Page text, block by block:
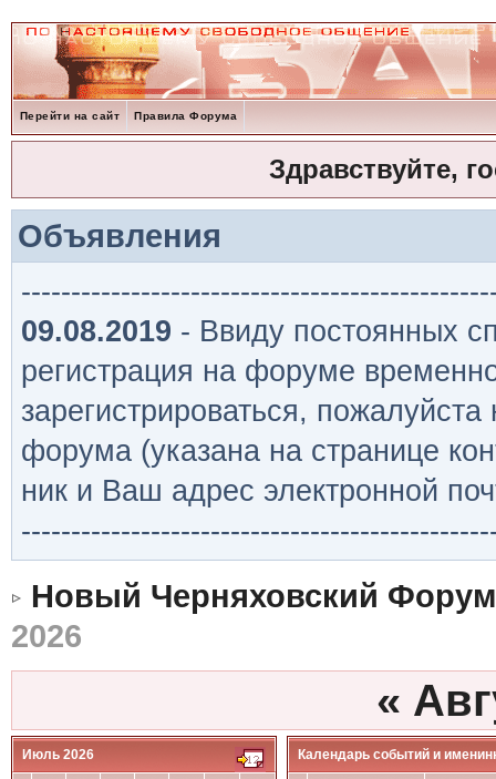
Перейти на сайт Правила Форума
Здравствуйте,
Объявления
09.08.2019 - Ввиду постоянных
регистрация на форуме
зарегистрироваться,
форума (указана на странице
ник и Ваш адрес электронной
Новый Черняховский Форум
2026
«
Июль 2026 Календарь событий и